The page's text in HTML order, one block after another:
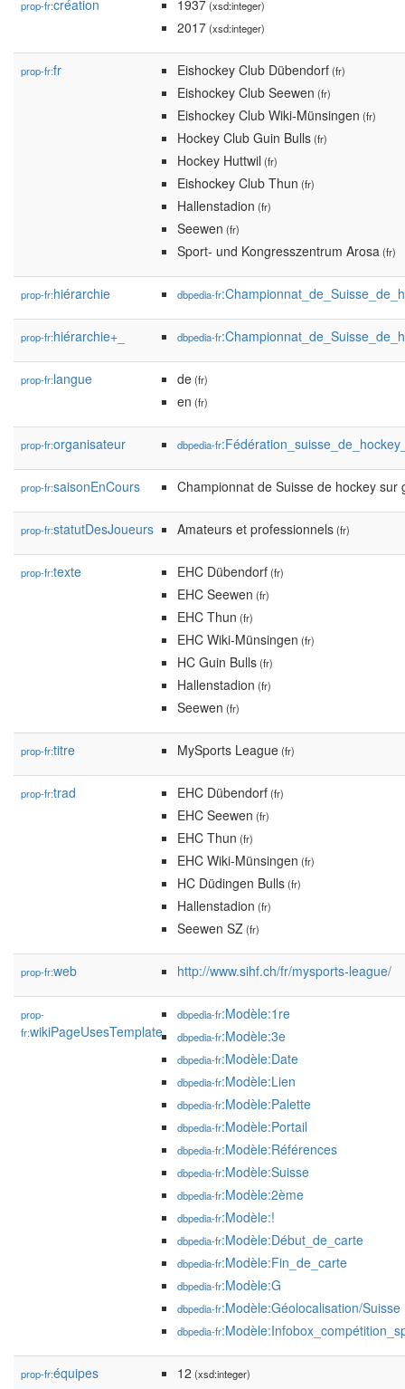
prop-fr:création 1937(xsd:integer)
2017(xsd:integer)
prop-fr:fr Eishockey Club Dübendorf(fr)
Eishockey Club Seewen (fr)
Eishockey Club Wiki-Münsingen (fr)
Hockey Club Guin Bulls(fr)
Hockey Huttwil (fr)
Eishockey Club Thun (fr)
Hallenstadion (fr)
Seewen (fr)
Sport- und Kongresszentrum Arosa(fr)
prop-fr:hiérarchie dbpedia-fr
prop-fr:hiérarchie+_ dbpedia-fr
prop-fr:langue de(fr)
en (fr)
prop-fr:organisateur dbpedia-fr
prop-fr:saisonEnCours Championnat de Suisse de hockey sur
prop-fr:statutDesJoueurs Amateurs et professionnels(fr)
prop-fr:texte EHC Dübendorf(fr)
EHC Seewen (fr)
EHC Thun (fr)
EHC Wiki-Münsingen (fr)
HC Guin Bulls(fr)
Hallenstadion (fr)
Seewen (fr)
prop-fr:titre MySports League(fr)
prop-fr:trad EHC Dübendorf(fr)
EHC Seewen (fr)
EHC Thun (fr)
EHC Wiki-Münsingen (fr)
HC Düdingen Bulls(fr)
Hallenstadion (fr)
Seewen SZ(fr)
prop-fr:web http://www.sihf.ch/fr/mysports-league/
prop-
fr:wikiPageUsesTemplate
dbpedia-fr:Modèle:1re
dbpedia-fr:Modèle:3e
dbpedia-fr:Modèle:Date
dbpedia-fr:Modèle:Lien
dbpedia-fr:Modèle:Palette
dbpedia-fr:Modèle:Portail
dbpedia-fr:Modèle:Références
dbpedia-fr:Modèle:Suisse
dbpedia-fr:Modèle:2ème
dbpedia-fr:Modèle:!
dbpedia-fr:Modèle:Début_de_carte
dbpedia-fr:Modèle:Fin_de_carte
dbpedia-fr:Modèle:G
dbpedia-fr:Modèle:Géolocalisation/Suisse
dbpedia-fr
prop-fr:équipes 12 (xsd:integer)